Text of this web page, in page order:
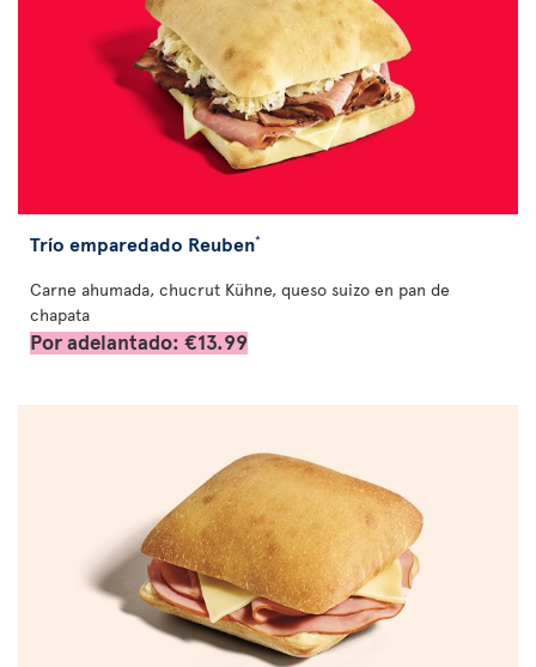
Trío emparedado Reuben*
Carne ahumada, chucrut Kühne, queso suizo en pan de
chapata
Por adelantado: €13.99